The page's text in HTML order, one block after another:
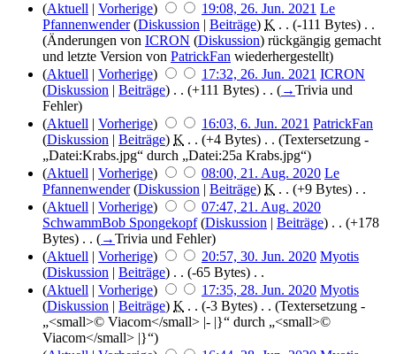
(Aktuell | Vorherige) 19:08, 26. Jun. 2021 Le
Pfannenwender (Diskussion | Beiträge) K . . (-111 Bytes) ‎ . .
(Änderungen von ICRON (Diskussion) rückgängig gemacht
und letzte Version von PatrickFan wiederhergestellt)
(Aktuell | Vorherige) 17:32, 26. Jun. 2021 ICRON
(Diskussion | Beiträge) ‎ . . (+111 Bytes) ‎ . . (→Trivia und
Fehler)
(Aktuell | Vorherige) 16:03, 6. Jun. 2021 PatrickFan
(Diskussion | Beiträge) K . . (+4 Bytes) ‎ . . (Textersetzung -
„Datei:Krabs.jpg“ durch „Datei:25a Krabs.jpg“)
(Aktuell | Vorherige) 08:00, 21. Aug. 2020 Le
Pfannenwender (Diskussion | Beiträge) K . . (+9 Bytes) ‎ . .
(Aktuell | Vorherige)
07:47, 21. Aug. 2020
SchwammBob Spongekopf (Diskussion | Beiträge) ‎ . . (+178
Bytes) ‎ . . (→Trivia und Fehler)
(Aktuell | Vorherige) 20:57, 30. Jun. 2020 Myotis
(Diskussion | Beiträge) ‎ . . (-65 Bytes) ‎ . .
(Aktuell | Vorherige) 17:35, 28. Jun. 2020 Myotis
(Diskussion | Beiträge) K . . (-3 Bytes) ‎ . . (Textersetzung -
„<small>© Viacom</small> |- |}“ durch „<small>©
Viacom</small> |}“)